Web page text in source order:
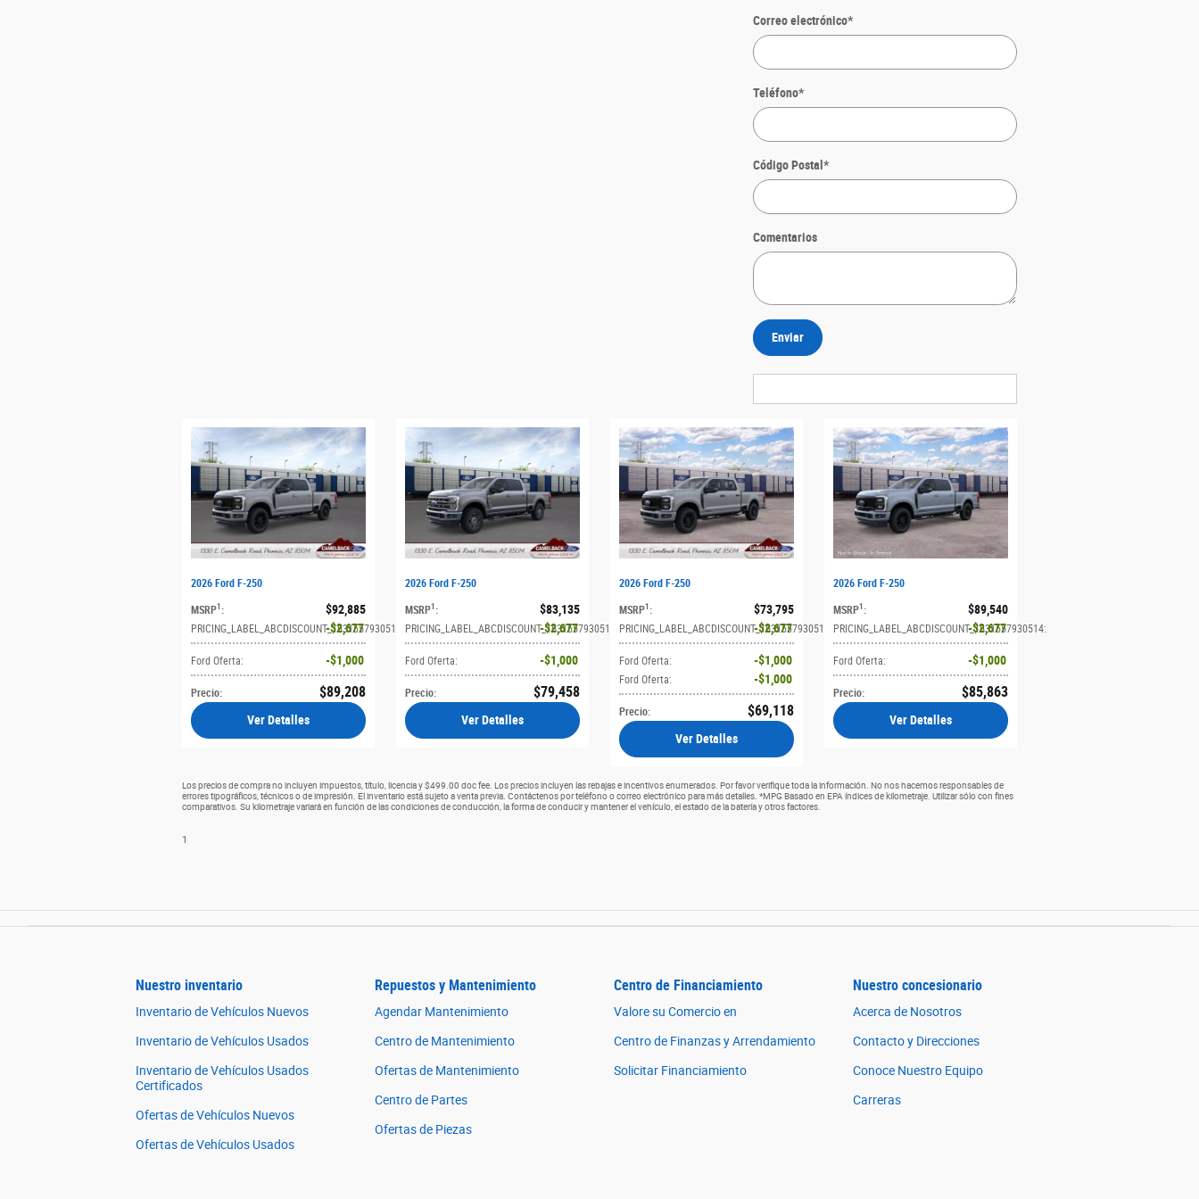
Correo electrónico*
Teléfono*
Código Postal*
Comentarios
Enviar
2026 Ford F-250
MSRP1 : $92,885
PRICING_LABEL_ABCDISCOUNT_1631557930514
$2,677
Ford Oferta: $1,000
Precio: $89,208
Ver Detalles
2026 Ford F-250
MSRP1 : $83,135
PRICING_LABEL_ABCDISCOUNT_1631557930514
$2,677
Ford Oferta: $1,000
Precio: $79,458
Ver Detalles
2026 Ford F-250
MSRP1 : $73,795
PRICING_LABEL_ABCDISCOUNT_1631557930514
$2,677
Ford Oferta: $1,000
Ford Oferta: $1,000
Precio: $69,118
Ver Detalles
2026 Ford F-250
MSRP1 : $89,540
PRICING_LABEL_ABCDISCOUNT_1631557930514:
$2,677
Ford Oferta: $1,000
Precio: $85,863
Ver Detalles
Los precios de compra no incluyen impuestos, título, licencia y $499.00 doc fee. Los precios incluyen las rebajas e incentivos enumerados. Por favor verifique toda la información. No nos hacemos responsables de
errores tipográficos, técnicos o de impresión. El inventario está sujeto a venta previa. Contáctenos por teléfono o correo electrónico para más detalles. *MPG Basado en EPA índices de kilometraje. Utilizar sólo con fines
comparativos. Su kilometraje variará en función de las condiciones de conducción, la forma de conducir y mantener el vehículo, el estado de la batería y otros factores.
1
Nuestro inventario
Inventario de Vehículos Nuevos
Inventario de Vehículos Usados
Inventario de Vehículos Usados
Certificados
Ofertas de Vehículos Nuevos
Ofertas de Vehículos Usados
Repuestos y Mantenimiento
Agendar Mantenimiento
Centro de Mantenimiento
Ofertas de Mantenimiento
Centro de Partes
Ofertas de Piezas
Centro de Financiamiento
Valore su Comercio en
Centro de Finanzas y Arrendamiento
Solicitar Financiamiento
Nuestro concesionario
Acerca de Nosotros
Contacto y Direcciones
Conoce Nuestro Equipo
Carreras